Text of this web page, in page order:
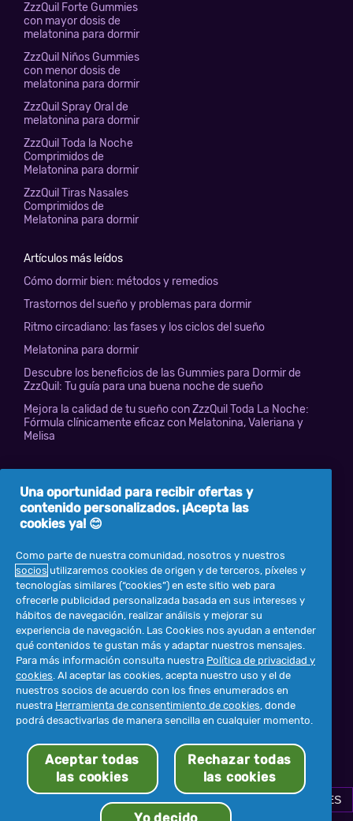
ZzzQuil Forte Gummies
con mayor dosis de
melatonina para dormir
ZzzQuil Niños Gummies
con menor dosis de
melatonina para dormir
ZzzQuil Spray Oral de
melatonina para dormir
ZzzQuil Toda la Noche
Comprimidos de
Melatonina para dormir
ZzzQuil Tiras Nasales
Comprimidos de
Melatonina para dormir
Artículos más leídos
Cómo dormir bien: métodos y remedios
Trastornos del sueño y problemas para dormir
Ritmo circadiano: las fases y los ciclos del sueño
Melatonina para dormir
Descubre los beneficios de las Gummies para Dormir de
ZzzQuil: Tu guía para una buena noche de sueño
Mejora la calidad de tu sueño con ZzzQuil Toda La Noche:
Fórmula clínicamente eficaz con Melatonina, Valeriana y
Melisa
Términos y condiciones
Mis Datos
Declaración de accesibilidad
Contáctenos
Preguntas frecuentes
Mapa del sitio
© 2026 ZzzQuil Procter & Gamble
CONSENTIMIENTO DE COOKIES
Una oportunidad para recibir ofertas y
contenido personalizados. ¡Acepta las
cookies ya! 😊
Como parte de nuestra comunidad, nosotros y nuestros
socios utilizaremos cookies de origen y de terceros, píxeles y
tecnologías similares (“cookies”) en este sitio web para
ofrecerle publicidad personalizada basada en sus intereses y
hábitos de navegación, realizar análisis y mejorar su
experiencia de navegación. Las Cookies nos ayudan a entender
qué contenidos te gustan más y adaptar nuestros mensajes.
Para más información consulta nuestra Política de privacidad y
cookies. Al aceptar las cookies, acepta nuestro uso y el de
nuestros socios de acuerdo con los fines enumerados en
nuestra Herramienta de consentimiento de cookies, donde
podrá desactivarlas de manera sencilla en cualquier momento.
Aceptar todas
las cookies
Rechazar todas
las cookies